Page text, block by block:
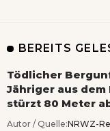
BEREITS
Tödlicher
Jähriger aus
stürzt 80 Meter
Autor / Quelle:NRWZ-